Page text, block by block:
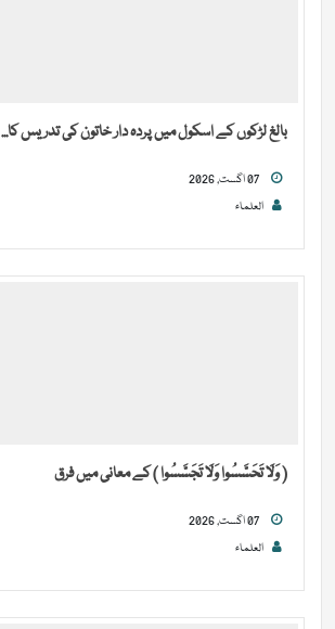
بالغ لڑکوں کے اسکول میں پردہ دار خاتون کی تدریس کا...
العلماء
( وَلَا تَحَسَّسُوا وَلَا تَجَسَّسُوا ) کے معانی میں فرق
العلماء